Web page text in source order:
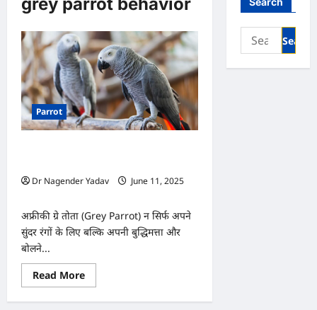
Parrot
Dr Nagender Yadav
June 11, 2025
अफ्रीकी ग्रे तोता (Grey Parrot) न सिर्फ अपने
सुंदर रंगों के लिए बल्कि अपनी बुद्धिमत्ता और
बोलने...
Read MoreRead
more
1000
Search
for: